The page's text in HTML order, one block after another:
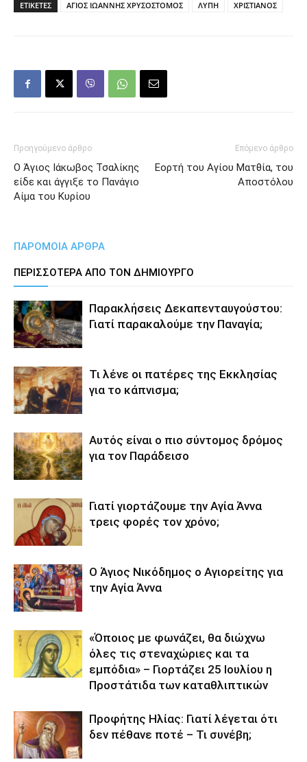
ΕΤΙΚΕΤΕΣ ΑΓΙΟΣ ΙΩΑΝΝΗΣ ΧΡΥΣΟΣΤΟΜΟΣ ΛΥΠΗ ΧΡΙΣΤΙΑΝΟΣ
Προηγούμενο άρθρο
Ο Άγιος Ιάκωβος Τσαλίκης
είδε και άγγιξε το Πανάγιο
Αίμα του Κυρίου
Επόμενο άρθρο
Εορτή του Αγίου Ματθία, του
Αποστόλου
ΠΑΡΟΜΟΙΑ ΑΡΘΡΑ
ΠΕΡΙΣΣΟΤΕΡΑ ΑΠΟ ΤΟΝ ΔΗΜΙΟΥΡΓΟ
Παρακλήσεις Δεκαπενταυγούστου:
Γιατί παρακαλούμε την Παναγία;
Τι λένε οι πατέρες της Εκκλησίας
για το κάπνισμα;
Αυτός είναι ο πιο σύντομος δρόμος
για τον Παράδεισο
Γιατί γιορτάζουμε την Αγία Άννα
τρεις φορές τον χρόνο;
Ο Άγιος Νικόδημος ο Αγιορείτης για
την Αγία Άννα
«Όποιος με φωνάζει, θα διώχνω
όλες τις στεναχώριες και τα
εμπόδια» – Γιορτάζει 25 Ιουλίου η
Προστάτιδα των καταθλιπτικών
Προφήτης Ηλίας: Γιατί λέγεται ότι
δεν πέθανε ποτέ – Τι συνέβη;